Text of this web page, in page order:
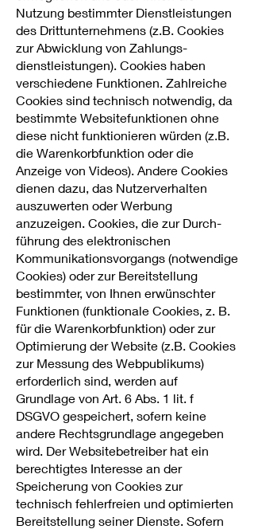
Nutzung bestimmter Dienstleistungen
des Drittunternehmens (z.B. Cookies
zur Abwicklung von Zahlungs-
dienstleistungen). Cookies haben
verschiedene Funktionen. Zahlreiche
Cookies sind technisch notwendig, da
bestimmte Websitefunktionen ohne
diese nicht funktionieren würden (z.B.
die Warenkorbfunktion oder die
Anzeige von Videos). Andere Cookies
dienen dazu, das Nutzerverhalten
auszuwerten oder Werbung
anzuzeigen. Cookies, die zur Durch-
führung des elektronischen
Kommunikationsvorgangs (notwendige
Cookies) oder zur Bereitstellung
bestimmter, von Ihnen erwünschter
Funktionen (funktionale Cookies, z. B.
für die Warenkorbfunktion) oder zur
Optimierung der Website (z.B. Cookies
zur Messung des Webpublikums)
erforderlich sind, werden auf
Grundlage von Art. 6 Abs. 1 lit. f
DSGVO gespeichert, sofern keine
andere Rechtsgrundlage angegeben
wird. Der Websitebetreiber hat ein
berechtigtes Interesse an der
Speicherung von Cookies zur
technisch fehlerfreien und optimierten
Bereitstellung seiner Dienste. Sofern